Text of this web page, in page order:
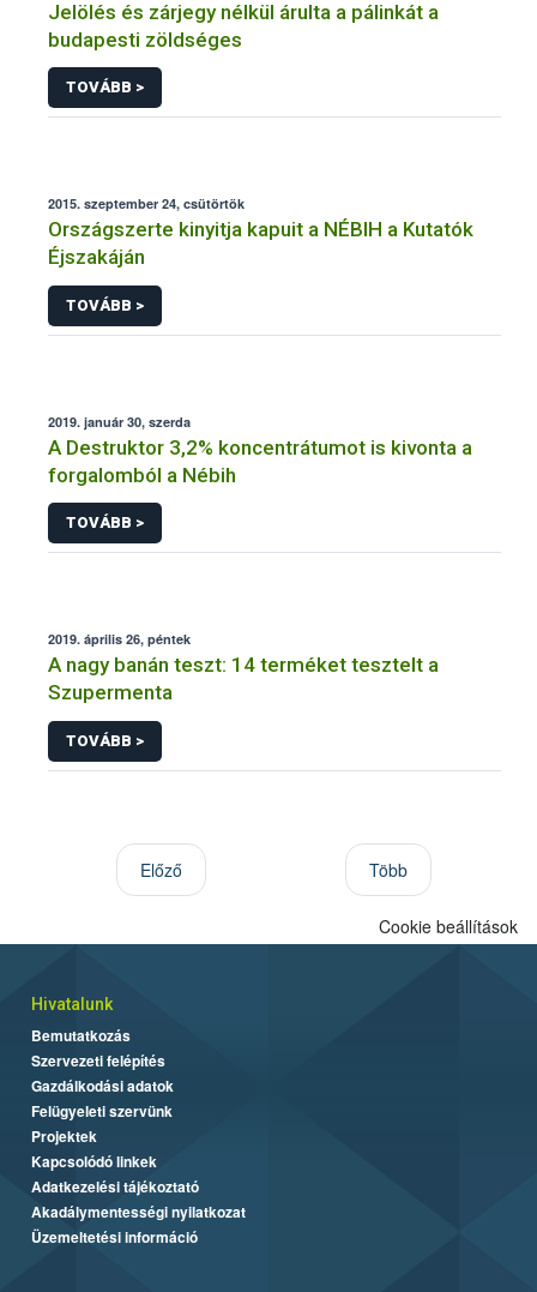
Jelölés és zárjegy nélkül árulta a pálinkát a
budapesti zöldséges
TOVÁBB >
2015. szeptember 24, csütörtök
Országszerte kinyitja kapuit a NÉBIH a Kutatók
Éjszakáján
TOVÁBB >
2019. január 30, szerda
A Destruktor 3,2% koncentrátumot is kivonta a
forgalomból a Nébih
TOVÁBB >
2019. április 26, péntek
A nagy banán teszt: 14 terméket tesztelt a
Szupermenta
TOVÁBB >
Előző Több
Cookie beállítások
Hivatalunk
Bemutatkozás
Szervezeti felépítés
Gazdálkodási adatok
Felügyeleti szervünk
Projektek
Kapcsolódó linkek
Adatkezelési tájékoztató
Akadálymentességi nyilatkozat
Üzemeltetési információ